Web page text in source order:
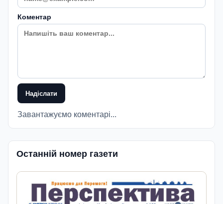
Коментар
Надіслати
Завантажуємо коментарі...
Останній номер газети